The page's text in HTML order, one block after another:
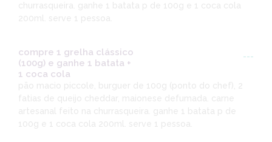
churrasqueira. ganhe 1 batata p de 100g e 1 coca cola
compre 1 grelha clássico
(100g) e ganhe 1 batata +
1 coca cola
---
pão macio piccole, burguer de 100g (ponto do chef), 2
fatias de queijo cheddar, maionese defumada. carne
artesanal feito na churrasqueira. ganhe 1 batata p de
100g e 1 coca cola 200ml. serve 1 pessoa.